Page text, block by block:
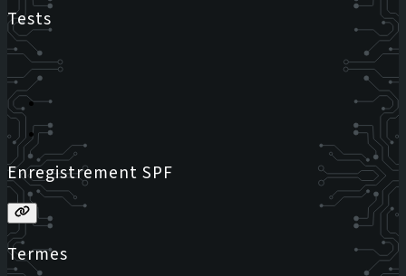
Tests
Enregistrement SPF
Termes